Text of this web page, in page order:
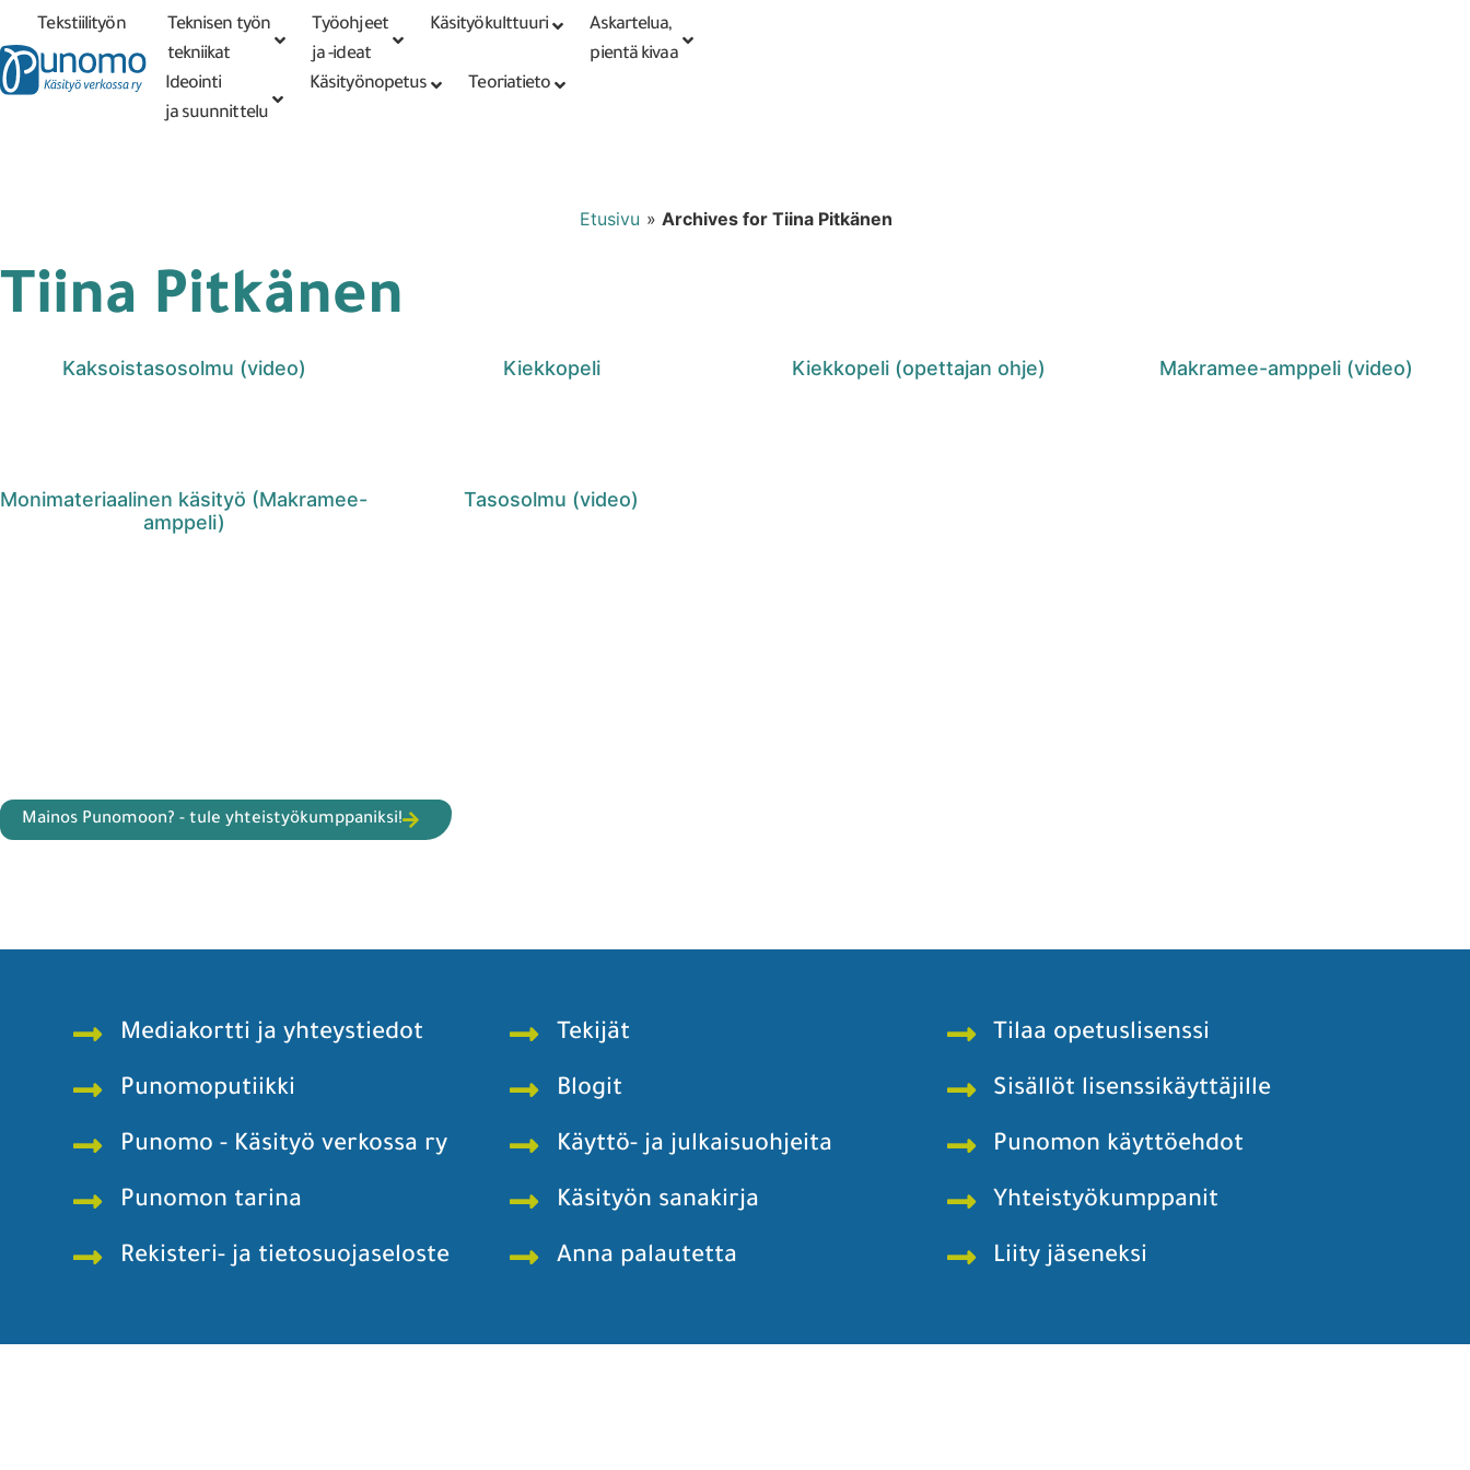
Tarkennettu PunomoputiikkiKirjaudu tai
rekisteröidy
Tekstiilityön
tekniikat
Teknisen työn
tekniikat
Työohjeet
ja -ideat
Käsityökulttuuri
Askartelua,
pientä kivaa
Ideointi
ja suunnittelu
Käsityönopetus Teoriatieto
Etusivu » Archives for Tiina Pitkänen
Tiina Pitkänen
Kaksoistasosolmu (video) Kiekkopeli Kiekkopeli (opettajan ohje) Makramee-amppeli (video)
Monimateriaalinen käsityö (Makramee-
amppeli)
Tasosolmu (video)
Mainos Punomoon? - tule yhteistyökumppaniksi!
Mediakortti ja yhteystiedot
Punomoputiikki
Punomo - Käsityö verkossa ry
Punomon tarina
Rekisteri- ja tietosuojaseloste
Tekijät
Blogit
Käyttö- ja julkaisuohjeita
Käsityön sanakirja
Anna palautetta
Tilaa opetuslisenssi
Sisällöt lisenssikäyttäjille
Punomon käyttöehdot
Yhteistyökumppanit
Liity jäseneksi